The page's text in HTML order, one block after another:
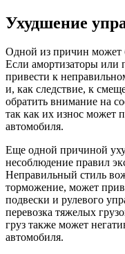
Ухудшение
Одной из причин может
Если амортизаторы
привести к
и, как следствие, к
обратить внимание на
так как их износ может
автомобиля.
Еще одной причиной
несоблюдение правил
Неправильный стиль
торможение, может
подвески и рулевого
перевозка тяжелых
груз также может
автомобиля.